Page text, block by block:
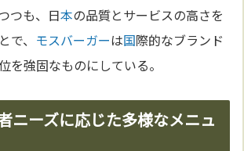
つも、日本の品質とサービスの高さを
で、 モスバーガーは国際的なブランド
を強固なものにしている。
ニーズに応じた多様なメニュ